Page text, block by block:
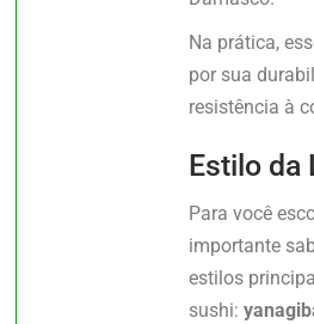
Na prática,
por sua
resistência à
Estilo da
Para você
importante
estilos
sushi: